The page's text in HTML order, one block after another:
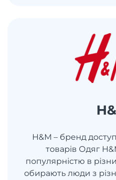
H&M – бренд
товарів Одяг
популярністю в
обирають люди з